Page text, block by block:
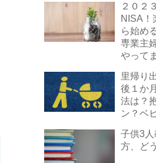
２０２
NISA！
ら始め
専業主
やって
里帰り
後１か
法は？
ン？ベ
子供3
方、ど